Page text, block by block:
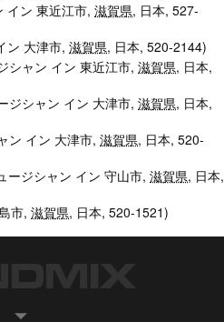
イン 東近江市, 滋賀県, 日本, 527-
ン 大津市, 滋賀県, 日本, 520-2144)
シャン イン 東近江市, 滋賀県, 日本,
ジシャン イン 大津市, 滋賀県, 日本,
ン イン 大津市, 滋賀県, 日本, 520-
ージシャン イン 守山市, 滋賀県, 日本,
市, 滋賀県, 日本, 520-1521)